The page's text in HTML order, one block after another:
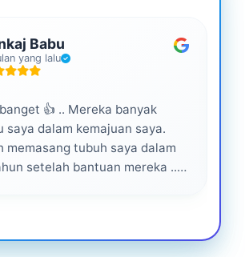
Babu
yang lalu
👍 .. Mereka banyak
saya dalam kemajuan saya.
memasang tubuh saya dalam
setelah bantuan mereka ...